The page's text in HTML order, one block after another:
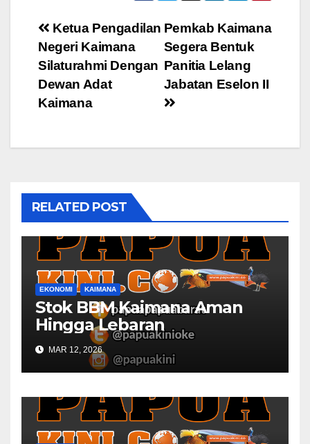
Post
navigation
Pemkab Kaimana
Segera Bentuk
Panitia Lelang
Jabatan Eselon II
Ketua Pengadilan
Negeri Kaimana
Silaturahmi Dengan
Dewan Adat
Kaimana
RELATED POST
EKONOMI KAIMANA
Stok BBM Kaimana Aman
Hingga Lebaran
MAR 12, 2026